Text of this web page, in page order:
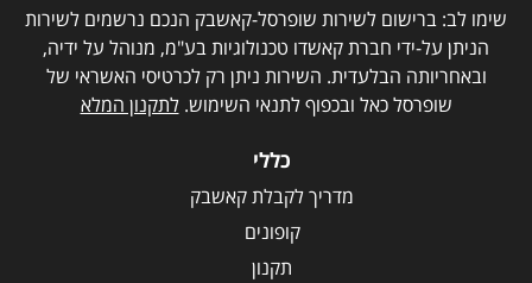
שימו לב: ברישום לשירות שופרסל-קאשבק הנכם נרשמים לשירות
הניתן על-ידי חברת קאשדו טכנולוגיות בע"מ, מנוהל על ידיה,
ובאחריותה הבלעדית. השירות ניתן רק לכרטיסי האשראי של
שופרסל כאל ובכפוף לתנאי השימוש.לתקנון המלא
כללי
מדריך לקבלת קאשבק
קופונים
תקנון